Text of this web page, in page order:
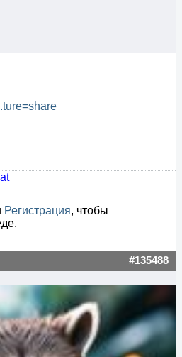
Регистрация, чтобы
#135488